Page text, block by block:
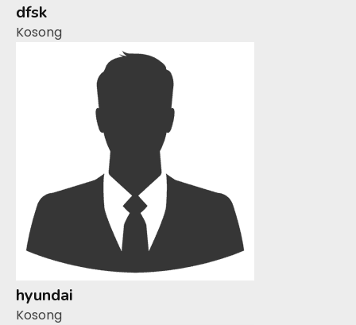
dfsk
Kosong
hyundai
Kosong